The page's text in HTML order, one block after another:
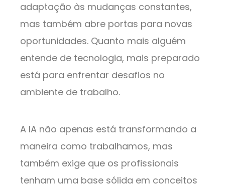
adaptação às mudanças constantes,
mas também abre portas para novas
oportunidades. Quanto mais alguém
entende de tecnologia, mais preparado
está para enfrentar desafios no
ambiente de trabalho.
A IA não apenas está transformando a
maneira como trabalhamos, mas
também exige que os profissionais
tenham uma base sólida em conceitos